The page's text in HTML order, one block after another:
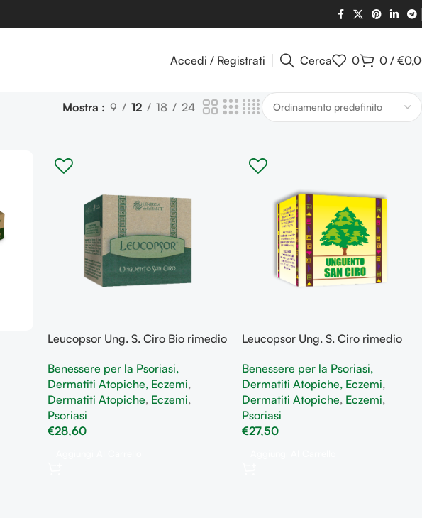
Accedi / Registrati Cerca 0 0 / €
Mostra 9 12 18 24
Leucopsor Ung. S. Ciro Bio rimedio
ipercheratosiche, Psoriasi ed
Eczema secco
Benessere per la Psoriasi,
Dermatiti Atopiche, Eczemi,
Dermatiti Atopiche, Eczemi,
Psoriasi
€28,60
Leucopsor Ung. S. Ciro rimedio
ipercheratosiche, Psoriasi ed
Eczema secco
Benessere per la Psoriasi,
Dermatiti Atopiche, Eczemi,
Dermatiti Atopiche, Eczemi,
Psoriasi
€27,50